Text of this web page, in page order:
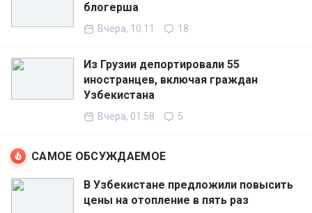
блогерша
Вчера, 10:11 18
Из Грузии депортировали 55
иностранцев, включая граждан
Узбекистана
Вчера, 01:58 5
САМОЕ ОБСУЖДАЕМОЕ
В Узбекистане предложили повысить
цены на отопление в пять раз